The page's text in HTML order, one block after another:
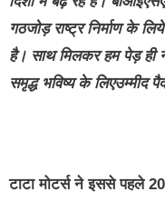
गठजोड़ राष्‍ट्र निर्माण के
है। साथ मिलकर हम पेड़ ही
समृद्ध भविष्‍य के लिएउम्‍मीद
टाटा मोटर्स ने इससे पहले